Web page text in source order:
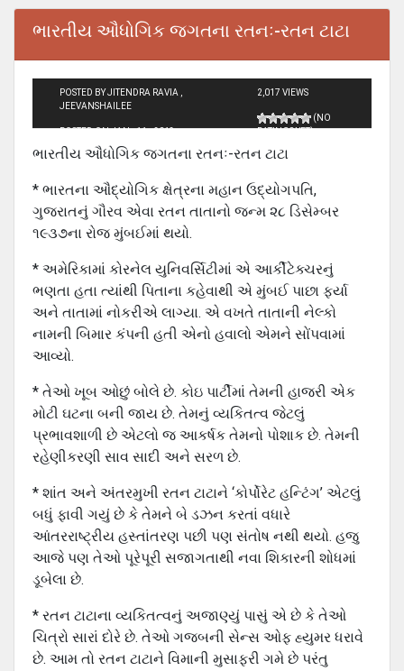
ભારતીય ઔધોગિક જગતના રતનઃ-રતન ટાટા
POSTED BY JITENDRA RAVIA ,
JEEVANSHAILEE
POSTED ON JAN - 11 - 2013
2,017 VIEWS
(NO
RATINGS YET)
ભારતીય ઔધોગિક જગતના રતનઃ-રતન ટાટા
* ભારતના ઔદ્યોગિક ક્ષેત્રના મહાન ઉદ્યોગપતિ,
ગુજરાતનું ગૌરવ એવા રતન તાતાનો જન્મ ૨૮ ડિસેમ્બર
૧૯૩૭ના રોજ મુંબઈમાં થયો.
* અમેરિકામાં કોરનેલ યુનિવર્સિટીમાં એ આર્કીટેક્ચરનું
ભણતા હતા ત્યાંથી પિતાના કહેવાથી એ મુંબઈ પાછા ફર્યા
અને તાતામાં નોકરીએ લાગ્યા. એ વખતે તાતાની નેલ્કો
નામની બિમાર કંપની હતી એનો હવાલો એમને સોંપવામાં
આવ્યો.
* તેઓ ખૂબ ઓછું બોલે છે. કોઇ પાર્ટીમાં તેમની હાજરી એક
મોટી ઘટના બની જાય છે. તેમનું વ્યકિતત્વ જેટલું
પ્રભાવશાળી છે એટલો જ આકર્ષક તેમનો પોશાક છે. તેમની
રહેણીકરણી સાવ સાદી અને સરળ છે.
* શાંત અને અંતરમુખી રતન ટાટાને ‘કોર્પોરેટ હન્ટિંગ’ એટલું
બધું ફાવી ગયું છે કે તેમને બે ડઝન કરતાં વધારે
આંતરરાષ્ટ્રીય હસ્તાંતરણ પછી પણ સંતોષ નથી થયો. હજુ
આજે પણ તેઓ પૂરેપૂરી સજાગતાથી નવા શિકારની શોધમાં
ડૂબેલા છે.
* રતન ટાટાના વ્યકિતત્વનું અજાણ્યું પાસું એ છે કે તેઓ
ચિત્રો સારાં દોરે છે. તેઓ ગજબની સેન્સ ઓફ હ્યુમર ધરાવે
છે. આમ તો રતન ટાટાને વિમાની મુસાફરી ગમે છે પરંતુ